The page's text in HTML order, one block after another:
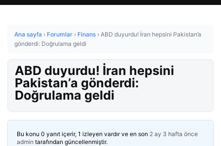
Ana sayfa › Forumlar › Finans › ABD duyurdu! İran hepsini Pakistan’a
gönderdi: Doğrulama geldi
ABD duyurdu! İran hepsini
Pakistan’a gönderdi:
Doğrulama geldi
Bu konu 0 yanıt içerir, 1 izleyen vardır ve en son 2 ay 3 hafta önce
admin tarafından güncellenmiştir.